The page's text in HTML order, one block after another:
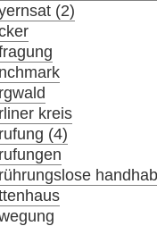
(2)
kreis
(4)